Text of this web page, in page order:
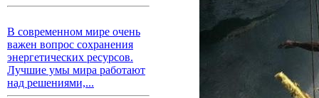
В современном мире очень
важен вопрос сохранения
энергетических ресурсов.
Лучшие умы мира работают
над решениями,...